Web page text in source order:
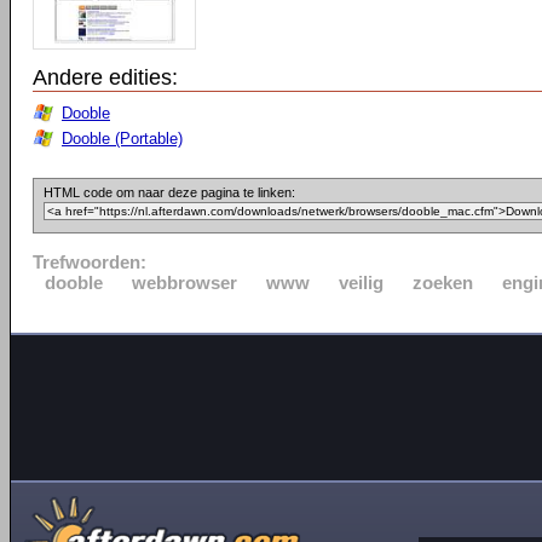
Andere edities:
Dooble
Dooble (Portable)
HTML code om naar deze pagina te linken:
Trefwoorden:
dooble
webbrowser www veilig zoeken